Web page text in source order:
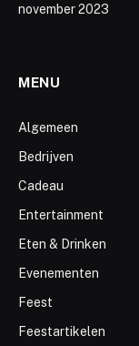
november 2023
MENU
Algemeen
Bedrijven
Cadeau
Entertainment
Eten & Drinken
Evenementen
Feest
Feestartikelen